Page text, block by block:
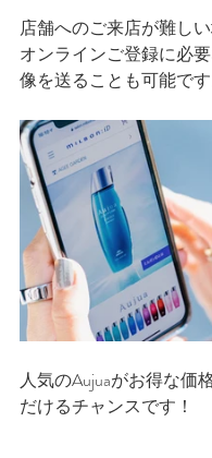
店舗へのご来店が難し
オンラインご登録に必
像を送ることも可能です
人気のAujuaがお得な価
だけるチャンスです！